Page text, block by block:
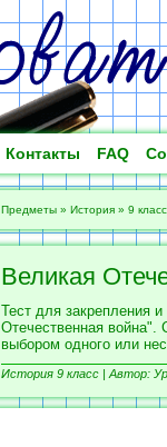
Контакты FAQ
Предметы » История » 9 класс
Великая
Тест для закрепления
Отечественная война".
выбором одного или
История 9 класс | Автор: